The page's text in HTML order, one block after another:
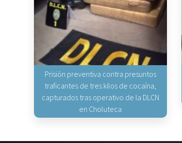
Prisión preventiva contra presuntos
traficantes de tres kilos de cocaína,
capturados tras operativo de la DLCN
en Choluteca